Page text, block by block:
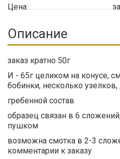
Цена:
Описание
заказ кратно 50г
И - 65г целиком на конусе,
бобинки, несколько
гребенной состав
образец связан в 6
пушком
возможна смотка в 2-3
комментарии к заказу